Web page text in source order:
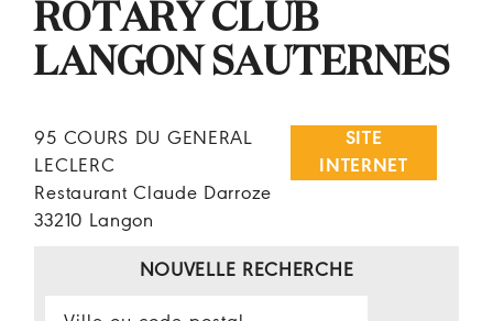
ROTARY CLUB
LANGON SAUTERNES
95 COURS DU GENERAL
LECLERC
Restaurant Claude Darroze
33210 Langon
SITE
INTERNET
NOUVELLE RECHERCHE